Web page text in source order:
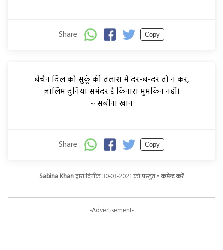
Share : Copy
बेचैन दिल को सुकूं की तलाश में दर-ब-दर तो न कर,
ज़ालिम दुनिया समंदर है किनारा मुमकिन नहीं।
~ सबीना खान
Share : Copy
Sabina Khanद्वारा दिनाँक 30-03-2021 को प्रस्तुत •कमेन्ट करें
-Advertisement-